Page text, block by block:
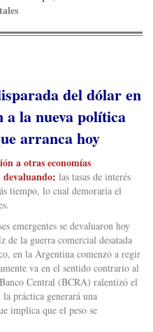
del dólar en
a la nueva política
arranca hoy
a otras economías
devaluando; las tasas de interés
tiempo, lo cual demoraría el
emergentes se devaluaron hoy
la guerra comercial desatada
en la Argentina comenzó a regir
va en el sentido contrario al
Central (BCRA) ralentizó el
práctica generará una
implica que el peso se